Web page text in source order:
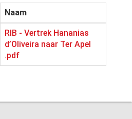
Naam
RIB - Vertrek Hananias
d’Oliveira naar Ter Apel
.pdf